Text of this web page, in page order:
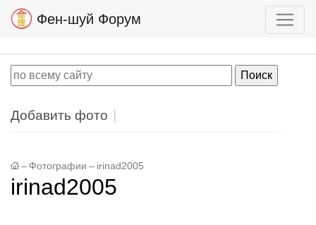
Фен-шуй Форум
Добавить фото
– Фотографии – irinad2005
irinad2005